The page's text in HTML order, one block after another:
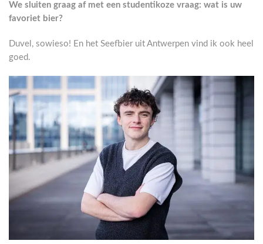
We sluiten graag af met een studentikoze vraag: wat is uw
favoriet bier?
Duvel, sowieso! En het Seefbier uit Antwerpen vind ik ook heel
goed.